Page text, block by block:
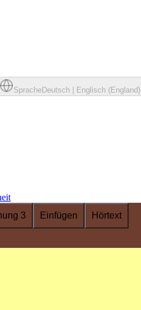
SpracheDeutsch Englisch (England)
3 Einfügen Hörtext